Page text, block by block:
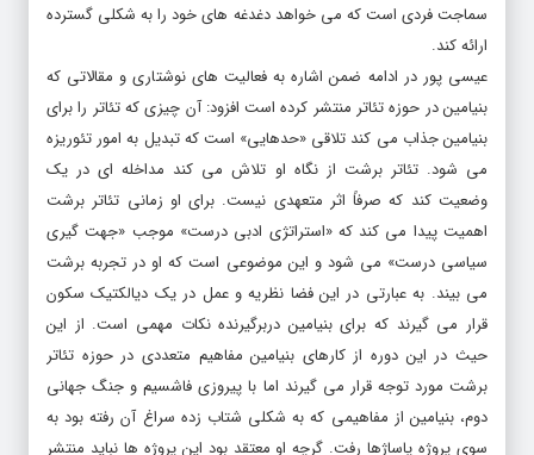
سماجت فردی است که می خواهد دغدغه های خود را به شکلی گسترده
ارائه کند.
عیسی پور در ادامه ضمن اشاره به فعالیت های نوشتاری و مقالاتی که
بنیامین در حوزه تئاتر منتشر کرده است افزود: آن چیزی که تئاتر را برای
بنیامین جذاب می کند تلاقی «حدهایی» است که تبدیل به امور تئوریزه
می شود. تئاتر برشت از نگاه او تلاش می کند مداخله ای در یک
وضعیت کند که صرفاً اثر متعهدی نیست. برای او زمانی تئاتر برشت
اهمیت پیدا می کند که «استراتژی ادبی درست» موجب «جهت گیری
سیاسی درست» می شود و این موضوعی است که او در تجربه برشت
می بیند. به عبارتی در این فضا نظریه و عمل در یک دیالکتیک سکون
قرار می گیرند که برای بنیامین دربرگیرنده نکات مهمی است. از این
حیث در این دوره از کارهای بنیامین مفاهیم متعددی در حوزه تئاتر
برشت مورد توجه قرار می گیرند اما با پیروزی فاشسیم و جنگ جهانی
دوم، بنیامین از مفاهیمی که به شکلی شتاب زده سراغ آن رفته بود به
سوی پروژه پاساژها رفت. گرچه او معتقد بود این پروژه ها نباید منتشر